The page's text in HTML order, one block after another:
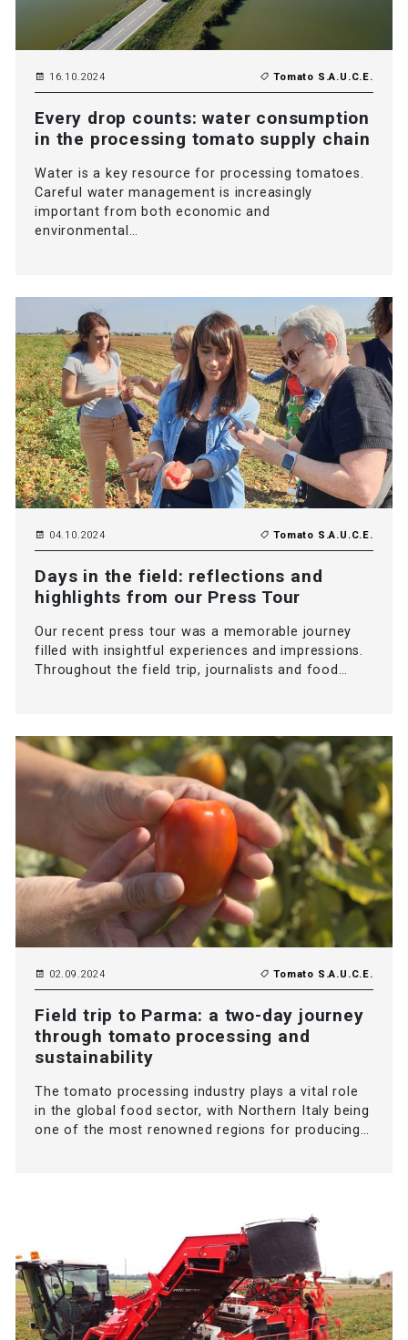
16.10.2024 Tomato S.A.U.C.E.
Every drop counts: water consumption
in the processing tomato supply chain
Water is a key resource for processing tomatoes.
Careful water management is increasingly
important from both economic and
environmental…
04.10.2024 Tomato S.A.U.C.E.
Days in the field: reflections and
highlights from our Press Tour
Our recent press tour was a memorable journey
filled with insightful experiences and impressions.
Throughout the field trip, journalists and food…
02.09.2024 Tomato S.A.U.C.E.
Field trip to Parma: a two-day journey
through tomato processing and
sustainability
The tomato processing industry plays a vital role
in the global food sector, with Northern Italy being
one of the most renowned regions for producing…